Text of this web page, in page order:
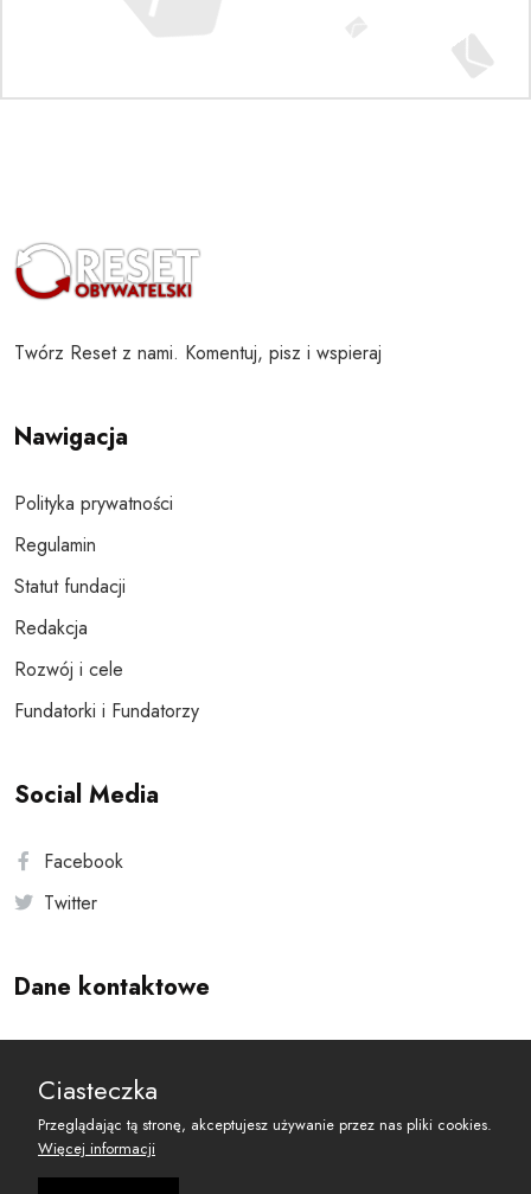
Twórz Reset z nami. Komentuj, pisz i wspieraj
Nawigacja
Polityka prywatności
Regulamin
Statut fundacji
Redakcja
Rozwój i cele
Fundatorki i Fundatorzy
Social Media
Facebook
Twitter
Dane kontaktowe
reset@resetobywatelski.pl
Ciasteczka
Przeglądając tą stronę, akceptujesz używanie przez nas pliki cookies.
Więcej informacji